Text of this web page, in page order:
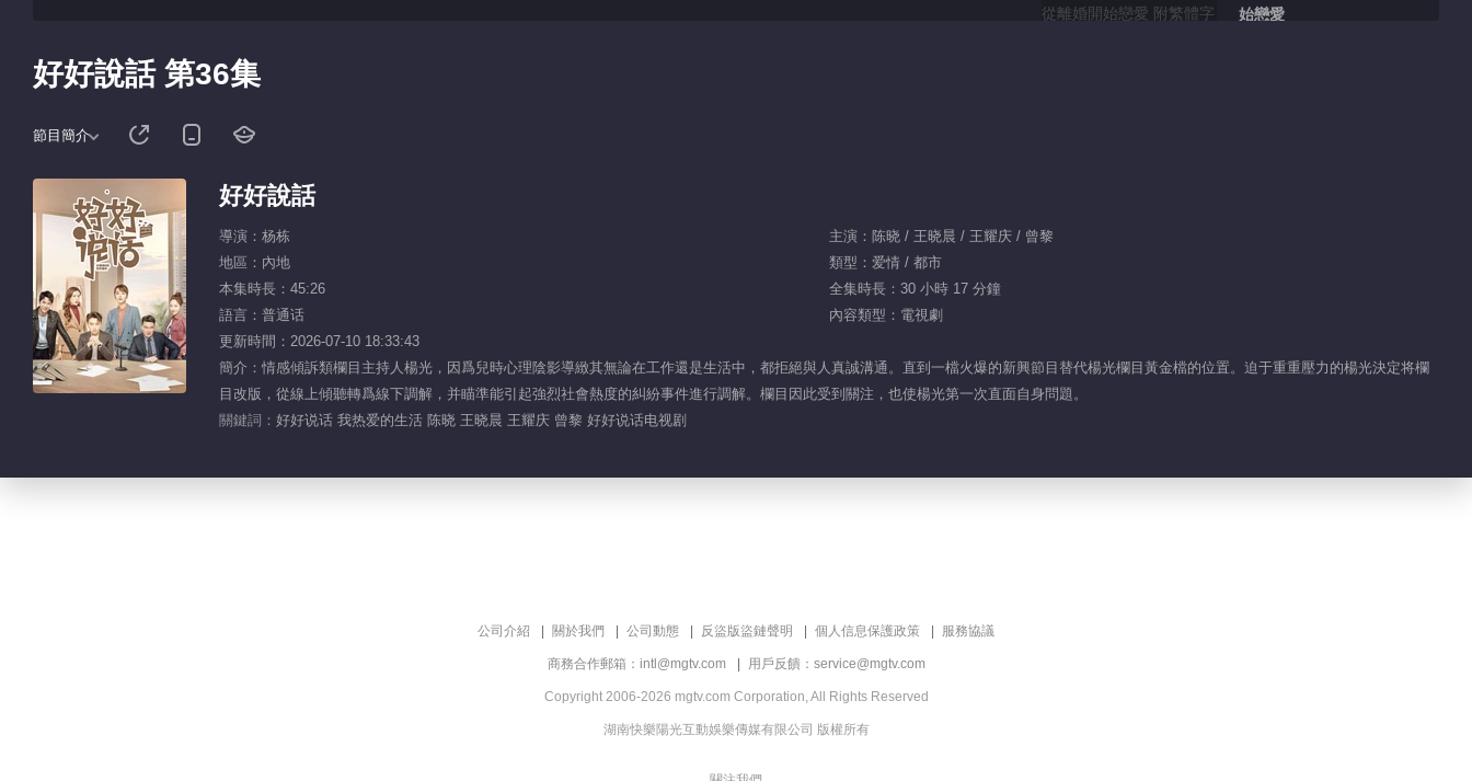
始戀愛
發
培訓機構
好好說話 第36集
節目簡介
好好說話
導演：杨栋
主演：陈晓 / 王晓晨 / 王耀庆 / 曾黎
地區：內地
類型：爱情 / 都市
本集時長：45:26
全集時長：30 小時 17 分鐘
語言：普通话
內容類型：電視劇
更新時間：2026-07-10 18:33:43
簡介：情感傾訴類欄目主持人楊光，因爲兒時心理陰影導緻其無論在工作還是生活中，都拒絕與人真誠溝通。直到一檔火爆的新興節目替代楊光欄目黃金檔的位置。迫于重重壓力的楊光決定将欄
目改版，從線上傾聽轉爲線下調解，并瞄準能引起強烈社會熱度的糾紛事件進行調解。欄目因此受到關注，也使楊光第一次直面自身問題。
關鍵詞： 好好说话 我热爱的生活 陈晓 王晓晨 王耀庆 曾黎 好好说话电视剧
公司介紹 關於我們 公司動態 反盜版盜鏈聲明 個人信息保護政策 服務協議
商務合作郵箱：intl@mgtv.com 用戶反饋：service@mgtv.com
Copyright 2006-2026 mgtv.com Corporation, All Rights Reserved
湖南快樂陽光互動娛樂傳媒有限公司 版權所有